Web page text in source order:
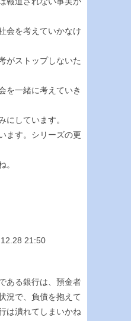
会を考えていかなけ
がストップしないた
を一緒に考えていき
にしています。
ます。シリーズの更
。
21:50
ある銀行は、預金者
況で、負債を抱えて
は潰れてしまいかね